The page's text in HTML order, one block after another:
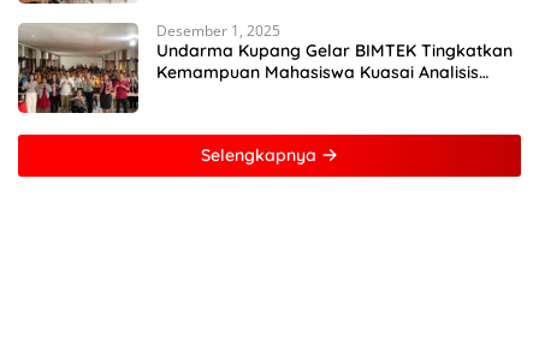
Desember 1, 2025
Undarma Kupang Gelar BIMTEK Tingkatkan
Kemampuan Mahasiswa Kuasai Analisis
Selengkapnya